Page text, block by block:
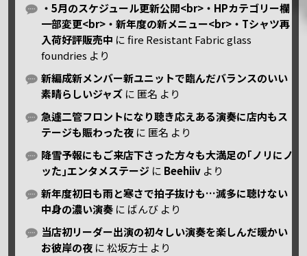
・5月のスケジュール更新公開<br>・HPカテゴリー欄
一部変更<br>・新年度の新メニュー<br>・Tシャツ再
入荷好評販売中 にfire Resistant Fabric glass
foundries より
新編成新メンバー新ユニットで臨んだバランスのいい
素晴らしいジャズ に 匿名 より
急遽二管フロントになり聴き応えある演奏に店内もス
テージも賑わった夜 に 匿名 より
降雪予報にもご来店下さった方々も大満足の｢ノリにノ
ッた｣エンタメステージ に Beehiiv より
新年度初日も雨と寒さで拍子抜けも…滅多に聴けない
中身の濃い演奏 に ばんび より
当店初リーダー出演の初々しい演奏を楽しんだ暖かい
お彼岸の夜 に松坂方士 より